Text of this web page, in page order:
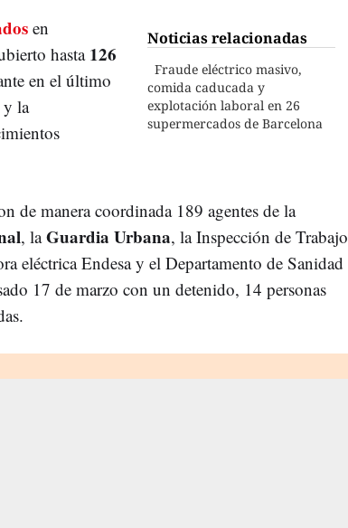
Noticias relacionadas
Fraude eléctrico masivo,
comida caducada y
explotación laboral en 26
supermercados de Barcelona
en
hasta 126
en el último
y la
de manera coordinada 189 agentes de la
, laGuardia Urbana, la Inspección de Trabajo
eléctrica Endesa y el Departamento de Sanidad
17 de marzo con un detenido, 14 personas